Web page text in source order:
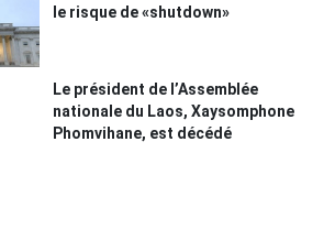
le risque de «shutdown»
Le président de l’Assemblée
nationale du Laos, Xaysomphone
Phomvihane, est décédé